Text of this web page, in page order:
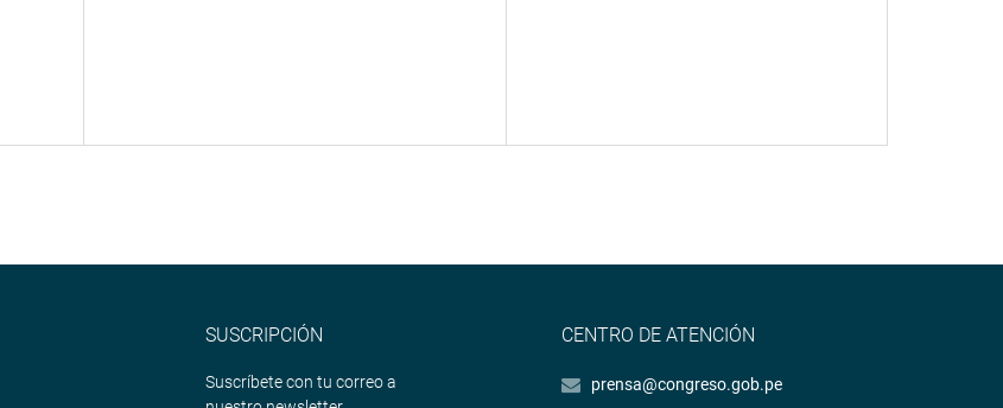
SUSCRIPCIÓN
Suscríbete con tu correo a
CENTRO DE ATENCIÓN
prensa@congreso.gob.pe